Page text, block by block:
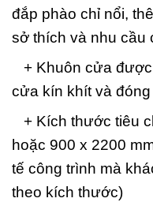
đắp phào chỉ nổi,
sở thích và nhu cầu
+ Khuôn cửa được
cửa kín khít và
+ Kích thước tiêu
hoặc 900 x 2200
tế công trình mà
theo kích thước)